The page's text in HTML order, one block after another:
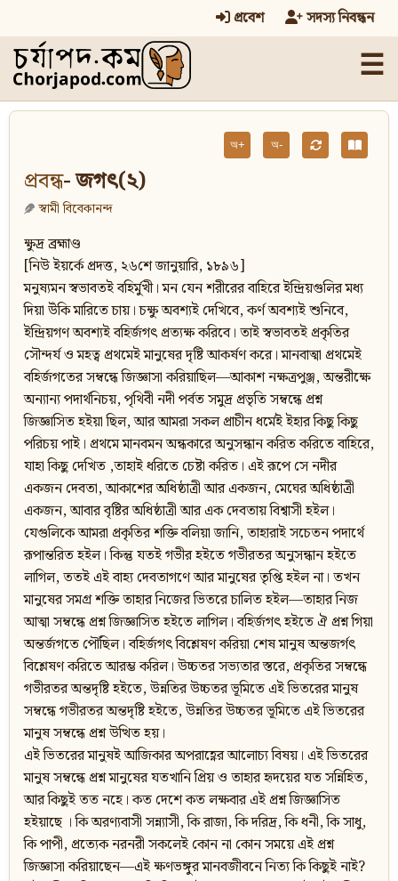
প্রবেশ সদস্য নিবন্ধন
☰
অ+ অ-
প্রবন্ধ- জগৎ(২)
স্বামী বিবেকানন্দ
ক্ষুদ্র ব্রহ্মাণ্ড
[নিউ ইয়র্কে প্রদত্ত, ২৬শে জানুয়ারি, ১৮৯৬]
মনুষ্যমন স্বভাবতই বহির্মুখী। মন যেন শরীরের বাহিরে ইন্দ্রিয়গুলির মধ্য
দিয়া উঁকি মারিতে চায়। চক্ষু অবশ্যই দেখিবে, কর্ণ অবশ্যই শুনিবে,
ইন্দ্রিয়গণ অবশ্যই বহির্জগৎ প্রত্যক্ষ করিবে। তাই স্বভাবতই প্রকৃতির
সৌন্দর্য ও মহত্ব প্রথমেই মানুষের দৃষ্টি আকর্ষণ করে। মানবাত্মা প্রথমেই
বহির্জগতের সম্বন্ধে জিজ্ঞাসা করিয়াছিল—আকাশ নক্ষত্রপুঞ্জ, অন্তরীক্ষে
অন্যান্য পদার্থনিচয়, পৃথিবী নদী পর্বত সমুদ্র প্রভৃতি সম্বন্ধে প্রশ্ন
জিজ্ঞাসিত হইয়া ছিল, আর আমরা সকল প্রাচীন ধর্মেই ইহার কিছু কিছু
পরিচয় পাই। প্রথমে মানবমন অন্ধকারে অনুসন্ধান করিত করিতে বাহিরে,
যাহা কিছু দেখিত ,তাহাই ধরিতে চেষ্টা করিত। এই রূপে সে নদীর
একজন দেবতা, আকাশের অধিষ্ঠাত্রী আর একজন, মেঘের অধিষ্ঠাত্রী
একজন, আবার বৃষ্টির অধিষ্ঠাত্রী আর এক দেবতায় বিশ্বাসী হইল।
যেগুলিকে আমরা প্রকৃতির শক্তি বলিয়া জানি, তাহারাই সচেতন পদার্থে
রূপান্তরিত হইল। কিন্তু যতই গভীর হইতে গভীরতর অনুসন্ধান হইতে
লাগিল, ততই এই বাহ্য দেবতাগণে আর মানুষের তৃপ্তি হইল না। তখন
মানুষের সমগ্র শক্তি তাহার নিজের ভিতরে চালিত হইল—তাহার নিজ
আত্মা সম্বন্ধে প্রশ্ন জিজ্ঞাসিত হইতে লাগিল। বহির্জগৎ হইতে ঐ প্রশ্ন গিয়া
অন্তর্জগতে পৌঁছিল। বহির্জগৎ বিশ্লেষণ করিয়া শেষ মানুষ অন্তজর্গৎ
বিশ্লেষণ করিতে আরম্ভ করিল। উচ্চতর সভ্যতার স্তরে, প্রকৃতির সম্বন্ধে
গভীরতর অন্তদৃষ্টি হইতে, উন্নতির উচ্চতর ভূমিতে এই ভিতরের মানুষ
সম্বন্ধে গভীরতর অন্তদৃষ্টি হইতে, উন্নতির উচ্চতর ভূমিতে এই ভিতরের
মানুষ সম্বন্ধে প্রশ্ন উত্থিত হয়।
এই ভিতরের মানুষই আজিকার অপরাহ্ণের আলোচ্য বিষয়। এই ভিতরের
মানুষ সম্বন্ধে প্রশ্ন মানুষের যতখানি প্রিয় ও তাহার হৃদয়ের যত সন্নিহিত,
আর কিছুই তত নহে। কত দেশে কত লক্ষবার এই প্রশ্ন জিজ্ঞাসিত
হইয়াছে । কি অরণ্যবাসী সন্ন্যাসী, কি রাজা, কি দরিদ্র, কি ধনী, কি সাধু,
কি পাপী, প্রত্যেক নরনরী সকলেই কোন না কোন সময়ে এই প্রশ্ন
জিজ্ঞাসা করিয়াছেন—এই ক্ষণভঙ্গুর মানবজীবনে নিত্য কি কিছুই নাই?